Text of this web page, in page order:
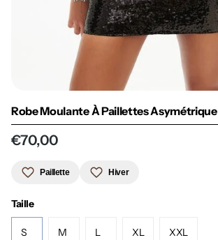
Robe Moulante À Paillettes Asymétrique
€70,00
Paillette Hiver
Taille
S M L XL XXL